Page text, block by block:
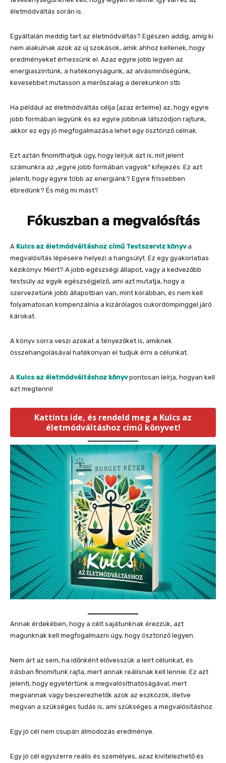
életmódváltás során is.
Egyáltalán meddig tart az életmódváltás? Egészen addig, amíg ki
nem alakulnak azok az új szokások, amik ahhoz kellenek, hogy
eredményeket érhessünk el. Azaz egyre jobb legyen az
energiaszintünk, a hatékonyságunk, az alvásminőségünk,
kevesebbet mutasson a merőszalag a derekunkon stb.
Ha például az életmódváltás célja (azaz értelme) az, hogy egyre
jobb formában legyünk és ez egyre jobbnak látszódjon rajtunk,
akkor ez egy jó megfogalmazása lehet egy ösztönző célnak.
Ezt aztán finomíthatjuk úgy, hogy leírjuk azt is, mit jelent
számunkra az „egyre jobb formában vagyok” kifejezés. Ez azt
jelenti, hogy egyre több az energiánk? Egyre frissebben
ébredünk? És még mi mást?
Fókuszban a megvalósítás
A Kulcs az életmódváltáshoz című Testszerviz könyva
megvalósítás lépéseire helyezi a hangsúlyt. Ez egy gyakorlatias
kézikönyv. Miért? A jobb egészségi állapot, vagy a kedvezőbb
testsúly az egyik egészségjelző, ami azt mutatja, hogy a
szervezetünk jobb állapotban van, mint korábban, és nem kell
folyamatosan kompenzálnia a kizárólagos cukordömpinggel járó
károkat.
A könyv sorra veszi azokat a tényezőket is, amiknek
összehangolásával hatékonyan el tudjuk érni a célunkat.
A Kulcs az életmódváltáshoz könyvpontosan leírja, hogyan kell
ezt megtenni!
Kattints ide, és rendeld meg a Kulcs az
életmódváltáshoz című könyvet!
Annak érdekében, hogy a célt sajátunknak érezzük, azt
magunknak kell megfogalmazni úgy, hogy ösztönző legyen.
Nem árt az sem, ha időnként elővesszük a leírt célunkat, és
írásban finomítunk rajta, mert annak reálisnak kell lennie. Ez azt
jelenti, hogy egyetértünk a megvalósíthatóságával, mert
megvannak vagy beszerezhetők azok az eszközök, illetve
megvan a szükséges tudás is, ami szükséges a megvalósításhoz.
Egy jó cél nem csupán álmodozás eredménye.
Egy jó cél egyszerre reális és személyes, azaz kivitelezhető és